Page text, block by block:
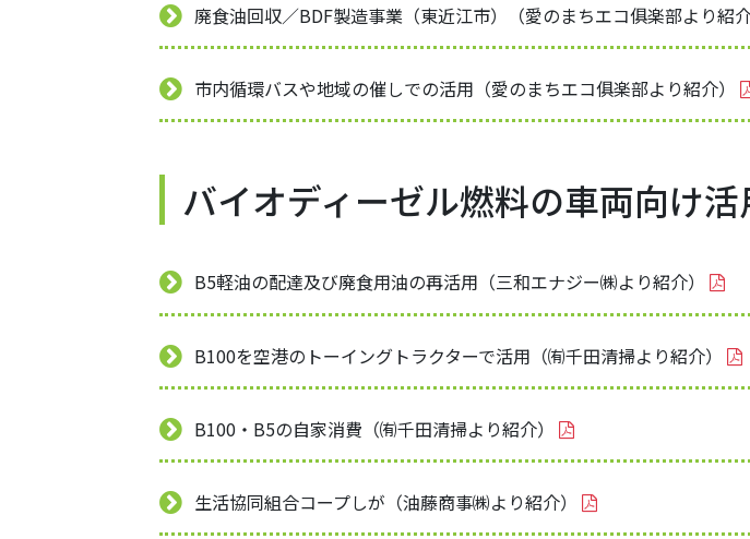
廃食油回収／BDF製造事業（東近江市）（愛のまちエコ俱楽部より紹介
市内循環バスや地域の催しでの活用（愛のまちエコ俱楽部より紹介）
バイオディーゼル燃料の車両向け活
B5軽油の配達及び廃食用油の再活用（三和エナジー㈱より紹介）
B100を空港のトーイングトラクターで活用（㈲千田清掃より紹介）
B100・B5の自家消費（㈲千田清掃より紹介）
生活協同組合コープしが（油藤商事㈱より紹介）